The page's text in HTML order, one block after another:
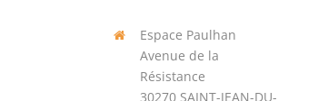
Espace Paulhan
Avenue de la
Résistance
30270 SAINT-JEAN-DU-